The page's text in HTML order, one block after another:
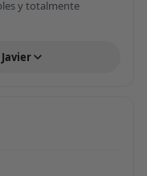
y totalmente